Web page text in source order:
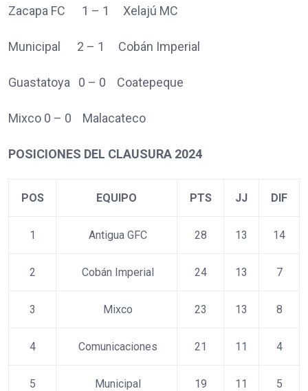
Zacapa FC 1 – 1 Xelajú MC
Municipal 2 – 1 Cobán Imperial
Guastatoya 0 – 0 Coatepeque
Mixco 0 – 0 Malacateco
POSICIONES DEL CLAUSURA 2024
POS EQUIPO PTS JJ DIF
1 Antigua GFC 28 13 14
2 Cobán Imperial 24 13 7
3 Mixco 23 13 8
4 Comunicaciones 21 11 4
5 Municipal 19 11 5